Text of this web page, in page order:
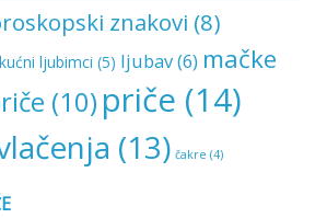
znakovi (8)
kućni ljubimci (5) ljubav(6) mačke
(10) priče (14)
(13) čakre (4)